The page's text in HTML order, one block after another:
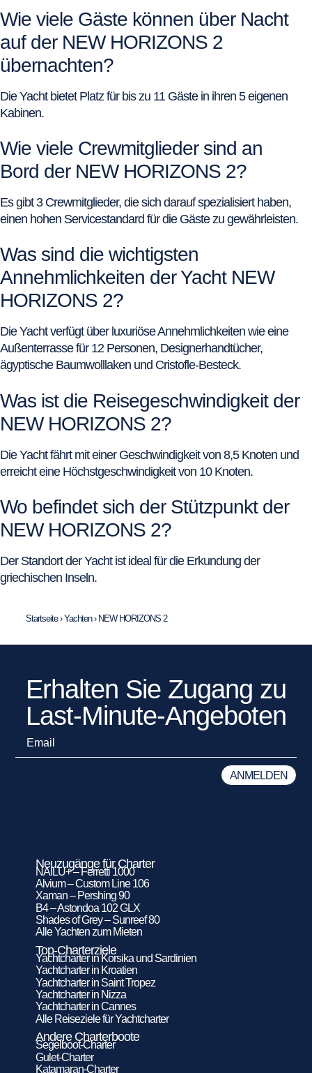
Wie viele Gäste können über Nacht
auf der NEW HORIZONS 2
übernachten?
Die Yacht bietet Platz für bis zu 11 Gäste in ihren 5 eigenen
Kabinen.
Wie viele Crewmitglieder sind an
Bord der NEW HORIZONS 2?
Es gibt 3 Crewmitglieder, die sich darauf spezialisiert haben,
einen hohen Servicestandard für die Gäste zu gewährleisten.
Was sind die wichtigsten
Annehmlichkeiten der Yacht NEW
HORIZONS 2?
Die Yacht verfügt über luxuriöse Annehmlichkeiten wie eine
Außenterrasse für 12 Personen, Designerhandtücher,
ägyptische Baumwolllaken und Cristofle-Besteck.
Was ist die Reisegeschwindigkeit der
NEW HORIZONS 2?
Die Yacht fährt mit einer Geschwindigkeit von 8,5 Knoten und
erreicht eine Höchstgeschwindigkeit von 10 Knoten.
Wo befindet sich der Stützpunkt der
NEW HORIZONS 2?
Der Standort der Yacht ist ideal für die Erkundung der
griechischen Inseln.
Startseite›Yachten› NEW HORIZONS 2
Erhalten Sie Zugang zu
Last-Minute-Angeboten
Neuzugänge für Charter
NAILU+ – Ferretti 1000
Alvium – Custom Line 106
Xaman – Pershing 90
B4 – Astondoa 102 GLX
Shades of Grey – Sunreef 80
Alle Yachten zum Mieten
Top-Charterziele
Yachtcharter in Korsika und Sardinien
Yachtcharter in Kroatien
Yachtcharter in Saint Tropez
Yachtcharter in Nizza
Yachtcharter in Cannes
Alle Reiseziele für Yachtcharter
Andere Charterboote
Segelboot-Charter
Gulet-Charter
Katamaran-Charter